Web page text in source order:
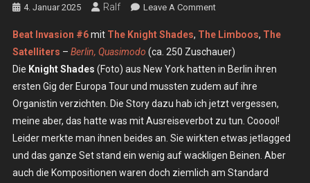
4. Januar 2025 Ralf Leave A CommentOn
Beat
Invasion
#6
–
Sa.
14.09.2024
Berlin,
Beat Invasion #6mit The Knight Shades, The Limboos, The
Satelliters – Berlin, Quasimodo (ca. 250 Zuschauer)
Die Knight Shades (Foto) aus New York hatten in Berlin ihren
ersten Gig der Europa Tour und mussten zudem auf ihre
Organistin verzichten. Die Story dazu hab ich jetzt vergessen,
meine aber, das hatte was mit Ausreiseverbot zu tun. Cooool!
Leider merkte man ihnen beides an. Sie wirkten etwas jetlagged
und das ganze Set stand ein wenig auf wackligen Beinen. Aber
auch die Kompositionen waren doch ziemlich am Standard